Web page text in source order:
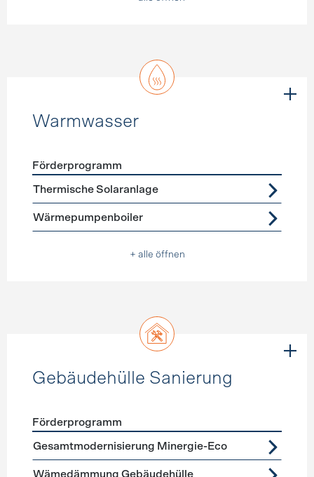
Warmwasser
Förderprogramme Warmwasser
Förderprogramm
Thermische Solaranlage
Wärmepumpenboiler
+ alle öffnen
Gebäudehülle Sanierung
Förderprogramme Gebäudehülle Sanierung
Förderprogramm
Gesamtmodernisierung Minergie-Eco
Wämedämmung Gebäudehülle